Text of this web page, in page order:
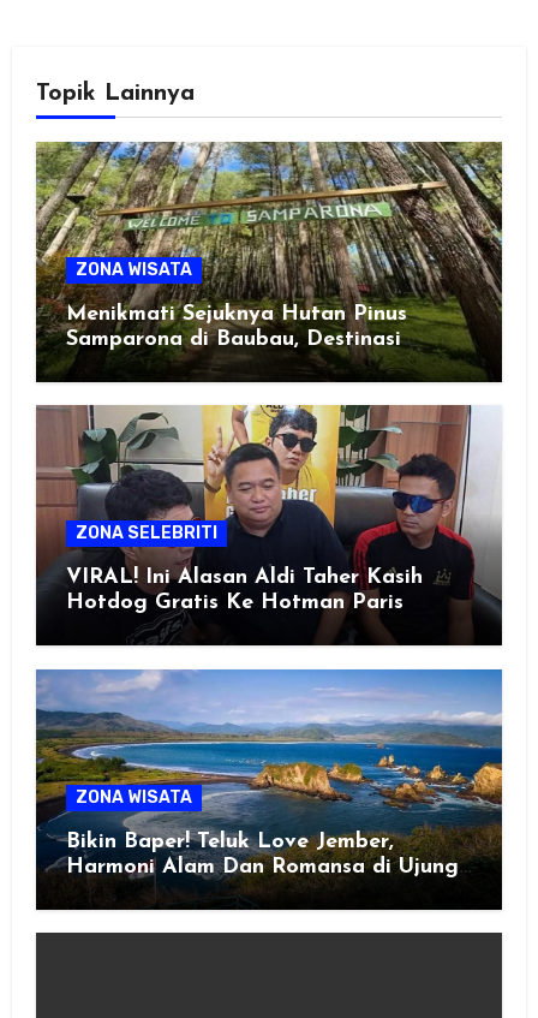
Topik Lainnya
ZONA WISATA
Menikmati Sejuknya Hutan Pinus
Samparona di Baubau, Destinasi
Healing Favorit!
ZONA SELEBRITI
VIRAL! Ini Alasan Aldi Taher Kasih
Hotdog Gratis Ke Hotman Paris
ZONA WISATA
Bikin Baper! Teluk Love Jember,
Harmoni Alam Dan Romansa di Ujung
Selatan Jawa